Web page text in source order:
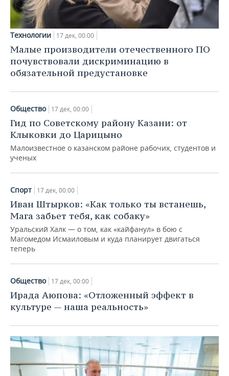
Технологии 17 дек, 00:00
Малые производители отечественного ПО
почувствовали дискриминацию в
обязательной предустановке
Общество 17 дек, 00:00
Гид по Советскому району Казани: от
Клыковки до Царицыно
Малоизвестное о казанском районе рабочих, студентов и
ученых
Спорт 17 дек, 00:00
Иван Штырков: «Как только ты встанешь,
Мага забьет тебя, как собаку»
Уральский Халк — о том, как «кайфанул» в бою с
Магомедом Исмаиловым и куда планирует двигаться
теперь
Общество 17 дек, 00:00
Ирада Аюпова: «Отложенный эффект в
культуре — наша реальность»